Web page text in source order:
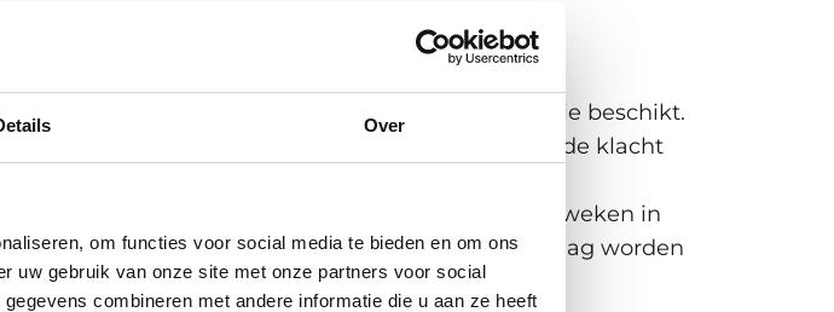
Over
om functies voor social media te bieden en om ons
uw gebruik van onze site met onze partners voor social
combineren met andere informatie die u aan ze heeft
binnen dertig dagen.
met betrekking tot de klacht waarover de directie beschikt.
stelt de directie de klager in de gelegenheid om de klacht
en aan klager gezonden.
dan wordt de klager hiervan binnen die vier weken in
geeft een indicatie van wanneer verwacht mag worden